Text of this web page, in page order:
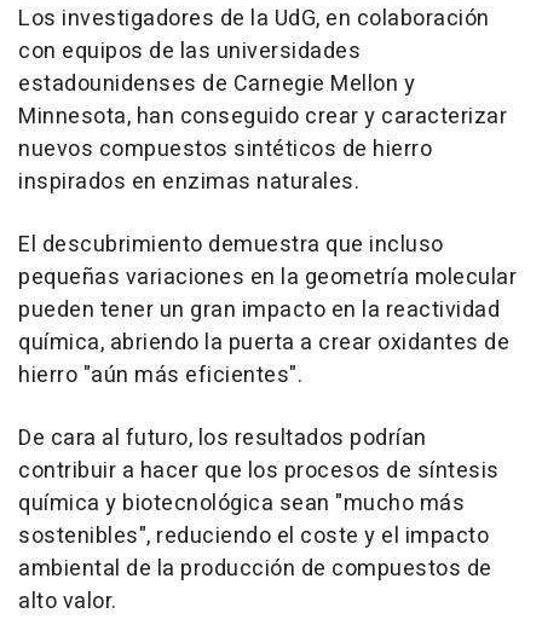
Los investigadores de la UdG, en colaboración
con equipos de las universidades
estadounidenses de Carnegie Mellon y
Minnesota, han conseguido crear y caracterizar
nuevos compuestos sintéticos de hierro
inspirados en enzimas naturales.
El descubrimiento demuestra que incluso
pequeñas variaciones en la geometría molecular
pueden tener un gran impacto en la reactividad
química, abriendo la puerta a crear oxidantes de
hierro "aún más eficientes".
De cara al futuro, los resultados podrían
contribuir a hacer que los procesos de síntesis
química y biotecnológica sean "mucho más
sostenibles", reduciendo el coste y el impacto
ambiental de la producción de compuestos de
alto valor.